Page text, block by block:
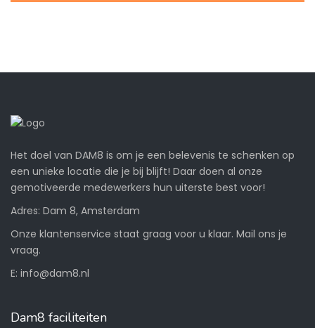
Het doel van DAM8 is om je een belevenis te schenken op
een unieke locatie die je bij blijft! Daar doen al onze
gemotiveerde medewerkers hun uiterste best voor!
Adres: Dam 8, Amsterdam
Onze klantenservice staat graag voor u klaar. Mail ons je
vraag.
E: info@dam8.nl
Dam8 faciliteiten